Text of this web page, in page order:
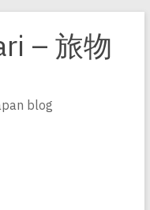
– 旅物
blog